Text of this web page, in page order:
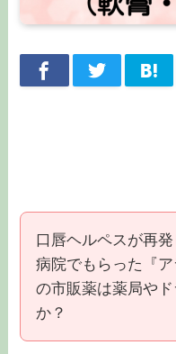
口唇ヘルペスが再
病院でもらった『
の市販薬は薬局や
か？